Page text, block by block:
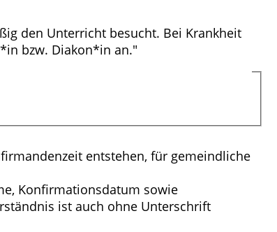
den Unterricht besucht. Bei Krankheit
bzw. Diakon*in an."
entstehen, für gemeindliche
Konfirmationsdatum sowie
ist auch ohne Unterschrift